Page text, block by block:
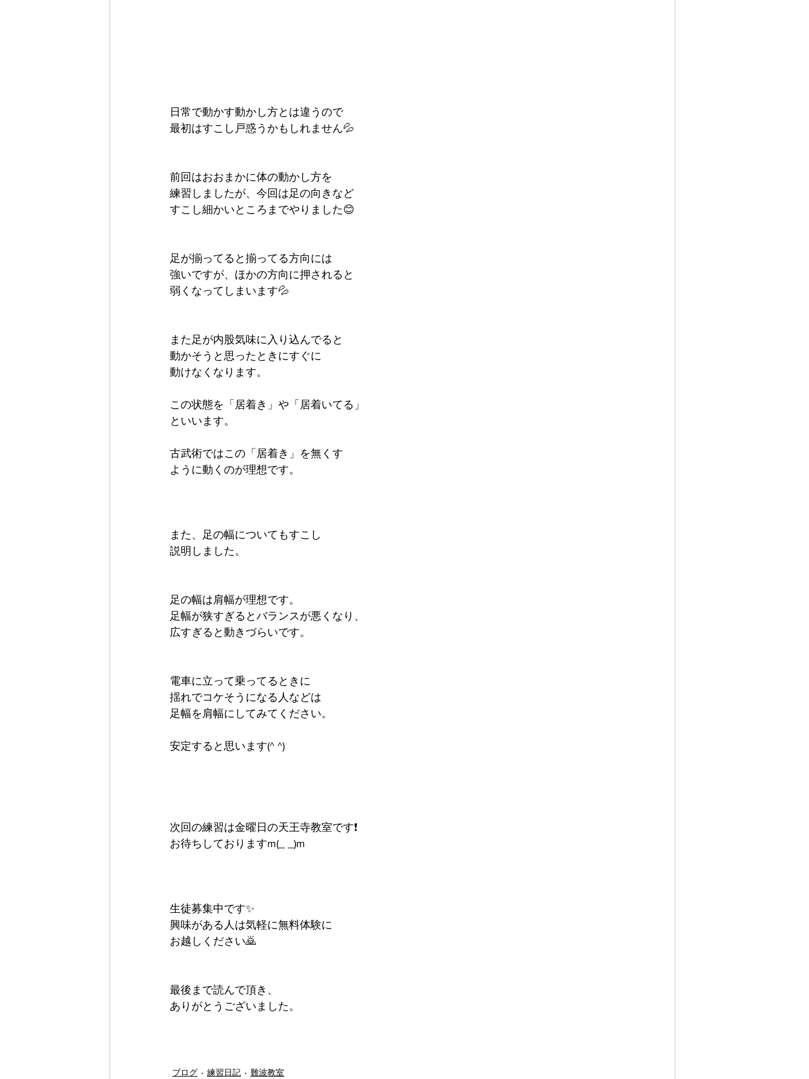
日常で動かす動かし方とは違うので
最初はすこし戸惑うかもしれません💦
前回はおおまかに体の動かし方を
練習しましたが、今回は足の向きなど
すこし細かいところまでやりました😊
足が揃ってると揃ってる方向には
強いですが、ほかの方向に押されると
弱くなってしまいます💦
また足が内股気味に入り込んでると
動かそうと思ったときにすぐに
動けなくなります。
この状態を「居着き」や「居着いてる」
といいます。
古武術ではこの「居着き」を無くす
ように動くのが理想です。
また、足の幅についてもすこし
説明しました。
足の幅は肩幅が理想です。
足幅が狭すぎるとバランスが悪くなり、
広すぎると動きづらいです。
電車に立って乗ってるときに
揺れでコケそうになる人などは
足幅を肩幅にしてみてください。
安定すると思います(^ ^)
次回の練習は金曜日の天王寺教室です❗️
お待ちしておりますm(_ _)m
生徒募集中です✨
興味がある人は気軽に無料体験に
お越しください🙇
最後まで読んで頂き、
ありがとうございました。
ブログ 練習日記 難波教室